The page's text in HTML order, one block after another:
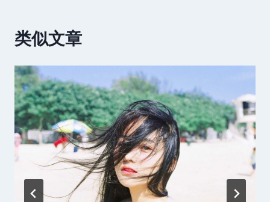
类似文章